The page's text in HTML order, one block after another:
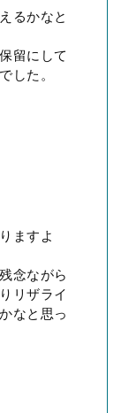
るかなと
留にして
した。
ますよ
念ながら
リザライ
なと思っ